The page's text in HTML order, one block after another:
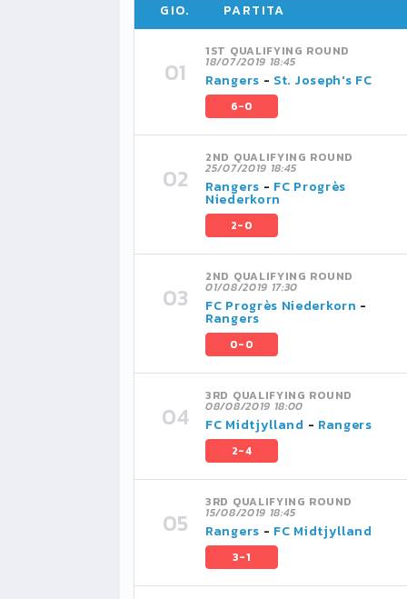
GIO. PARTITA
1ST QUALIFYING ROUND
18/07/2019 18:45
Rangers - St. Joseph's FC
6-0
2ND QUALIFYING ROUND
25/07/2019 18:45
Rangers - FC Progrès
Niederkorn
2-0
2ND QUALIFYING ROUND
01/08/2019 17:30
FC Progrès Niederkorn -
Rangers
0-0
3RD QUALIFYING ROUND
08/08/2019 18:00
FC Midtjylland - Rangers
2-4
3RD QUALIFYING ROUND
15/08/2019 18:45
Rangers - FC Midtjylland
3-1